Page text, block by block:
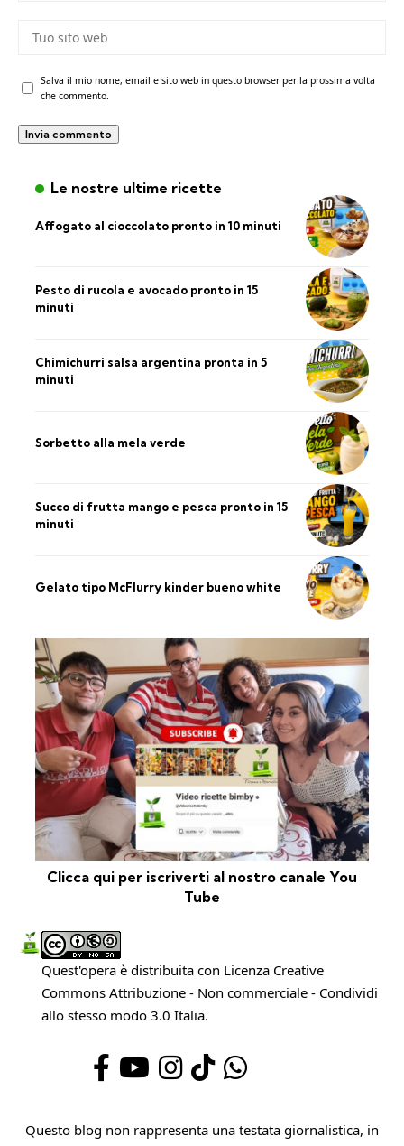
Salva il mio nome, email e sito web in questo browser per la prossima volta
che commento.
Le nostre ultime ricette
Affogato al cioccolato pronto in 10 minuti
Pesto di rucola e avocado pronto in 15
minuti
Chimichurri salsa argentina pronta in 5
minuti
Sorbetto alla mela verde
Succo di frutta mango e pesca pronto in 15
minuti
Gelato tipo McFlurry kinder bueno white
Clicca qui per iscriverti al nostro canale You
Tube
Quest'opera è distribuita con Licenza Creative
Commons Attribuzione - Non commerciale - Condividi
allo stesso modo 3.0 Italia.
Questo blog non rappresenta una testata giornalistica, in